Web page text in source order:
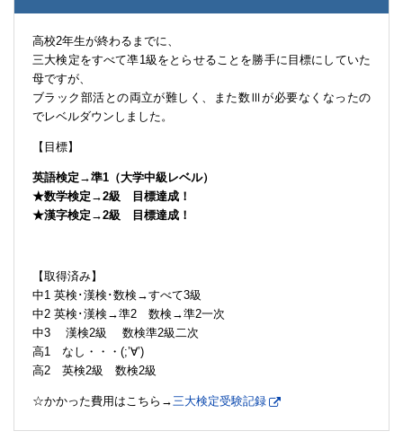
高校2年生が終わるまでに、
三大検定をすべて凖1級をとらせることを勝手に目標にしていた
母ですが、
ブラック部活との両立が難しく、また数Ⅲが必要なくなったの
でレベルダウンしました。
【目標】
英語検定→準1（大学中級レベル）
★数学検定→2級 目標達成！
★漢字検定→2級 目標達成！
【取得済み】
中1 英検･漢検･数検→すべて3級
中2 英検･漢検→準2 数検→準2一次
中3 漢検2級 数検準2級二次
高1 なし・・・(;’∀’)
高2 英検2級 数検2級
☆かかった費用はこちら→三大検定受験記録